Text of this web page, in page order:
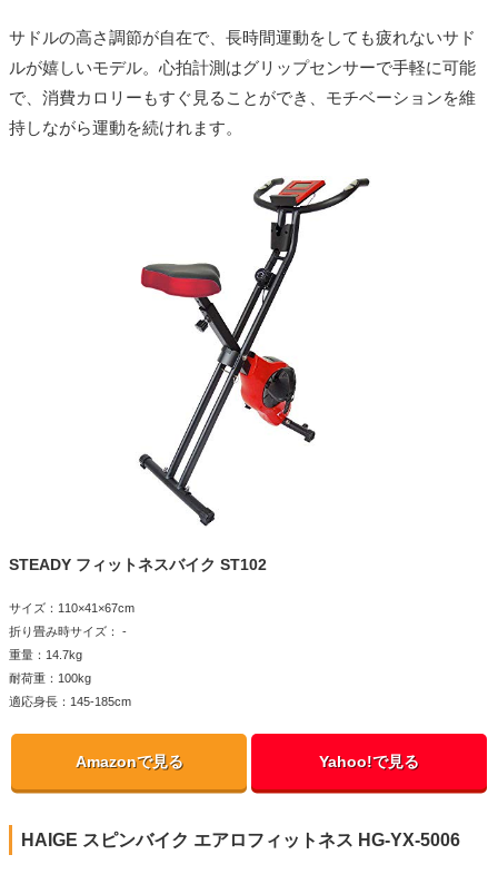
サドルの高さ調節が自在で、長時間運動をしても疲れないサド
ルが嬉しいモデル。心拍計測はグリップセンサーで手軽に可能
で、消費カロリーもすぐ見ることができ、モチベーションを維
持しながら運動を続けれます。
STEADY フィットネスバイク ST102
サイズ：110×41×67cm
折り畳み時サイズ： -
重量：14.7kg
耐荷重：100kg
適応身長：145-185cm
Amazonで見る Yahoo!で見る
HAIGE スピンバイク エアロフィットネス HG-YX-5006